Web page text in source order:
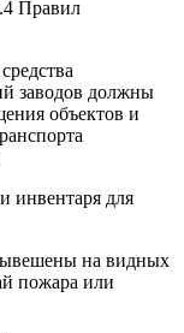
Правил
заводов должны
объектов и
инвентаря для
на видных
пожара или